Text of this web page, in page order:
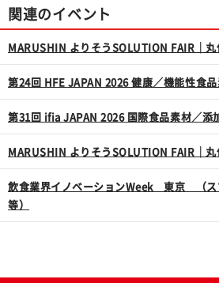
関連のイベント
MARUSHIN よりそうSOLUTION FAIR｜
第24回 HFE JAPAN 2026 健康／機能性食
第31回 ifia JAPAN 2026 国際食品素材／添
MARUSHIN よりそうSOLUTION FAIR｜
飲食業界イノベーションWeek 東京 （ス
等）